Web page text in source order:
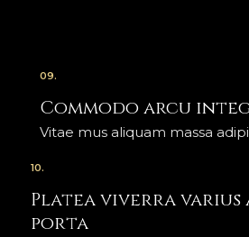
09.
Commodo arcu
Vitae mus aliquam massa
10.
Platea viverra
porta